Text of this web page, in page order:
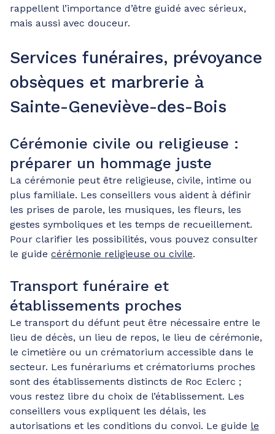
rappellent l’importance d’être guidé avec sérieux,
mais aussi avec douceur.
Services funéraires, prévoyance
obsèques et marbrerie à
Sainte-Geneviève-des-Bois
Cérémonie civile ou religieuse :
préparer un hommage juste
La cérémonie peut être religieuse, civile, intime ou
plus familiale. Les conseillers vous aident à définir
les prises de parole, les musiques, les fleurs, les
gestes symboliques et les temps de recueillement.
Pour clarifier les possibilités, vous pouvez consulter
le guide cérémonie religieuse ou civile.
Transport funéraire et
établissements proches
Le transport du défunt peut être nécessaire entre le
lieu de décès, un lieu de repos, le lieu de cérémonie,
le cimetière ou un crématorium accessible dans le
secteur. Les funérariums et crématoriums proches
sont des établissements distincts de Roc Eclerc ;
vous restez libre du choix de l’établissement. Les
conseillers vous expliquent les délais, les
autorisations et les conditions du convoi. Le guide le